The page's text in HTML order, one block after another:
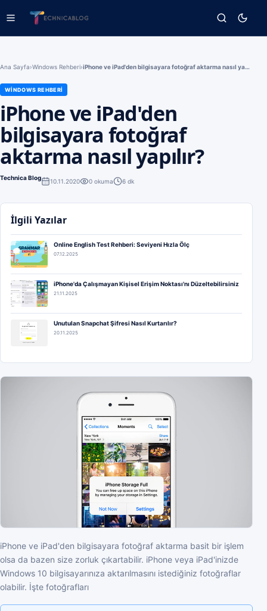
Ana Sayfa›Windows Rehberi› iPhone ve iPad'den bilgisayara fotoğraf aktarma nasıl yapılır?
WINDOWS REHBERI
iPhone ve iPad'den
bilgisayara fotoğraf
aktarma nasıl yapılır?
Technica Blog 10.11.2020 0 okuma 6 dk
iPhone ve iPad'den bilgisayara fotoğraf aktarma basit bir işlem
olsa da bazen size zorluk çıkartabilir. iPhone veya iPad'inizde
Windows 10 bilgisayarınıza aktarılmasını istediğiniz fotoğraflar
olabilir. İşte fotoğrafları
İlgili Yazılar
Online English Test Rehberi: Seviyeni Hızla Ölç
07.12.2025
iPhone'da Çalışmayan Kişisel Erişim Noktası'nı Düzeltebilirsiniz
21.11.2025
Unutulan Snapchat Şifresi Nasıl Kurtarılır?
20.11.2025